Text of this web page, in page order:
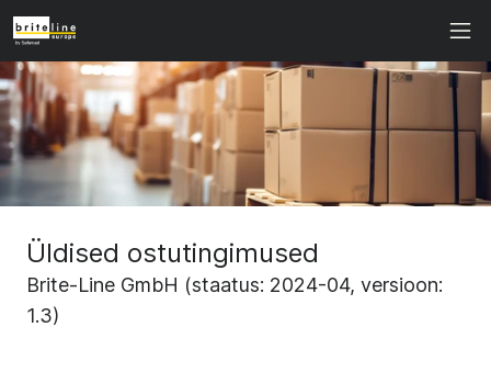
Üldised ostutingimused
Brite-Line GmbH (staatus: 2024-04, versioon:
1.3)